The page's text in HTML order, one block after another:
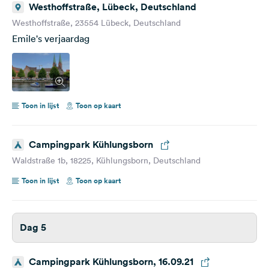
Westhoffstraße, Lübeck, Deutschland
Westhoffstraße, 23554 Lübeck, Deutschland
Emile's verjaardag
Toon in lijst Toon op kaart
Campingpark Kühlungsborn
Waldstraße 1b, 18225, Kühlungsborn, Deutschland
Toon in lijst
Toon op kaart
Dag 5
Campingpark Kühlungsborn, 16.09.21